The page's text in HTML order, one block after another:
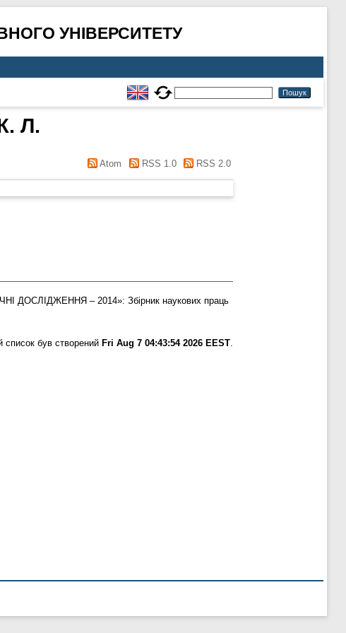
УНІВЕРСИТЕТУ
Л.
Atom RSS 1.0 RSS 2.0
ДОСЛІДЖЕННЯ – 2014»: Збірник наукових праць
список був створений Fri Aug 7 04:43:54 2026 EEST.